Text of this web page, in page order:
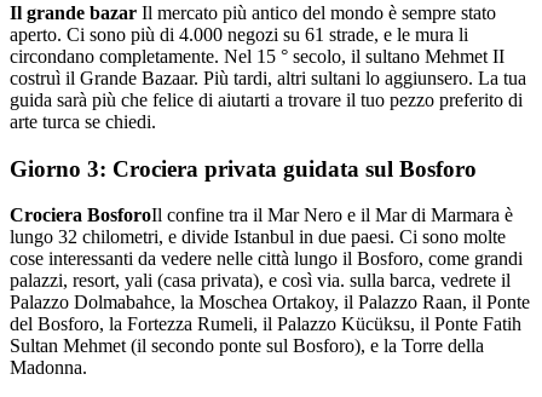
Il grande bazar Il mercato più antico del mondo è sempre stato
aperto. Ci sono più di 4.000 negozi su 61 strade, e le mura li
circondano completamente. Nel 15 ° secolo, il sultano Mehmet II
costruì il Grande Bazaar. Più tardi, altri sultani lo aggiunsero. La tua
guida sarà più che felice di aiutarti a trovare il tuo pezzo preferito di
arte turca se chiedi.
Giorno 3: Crociera privata guidata sul Bosforo
Crociera BosforoIl confine tra il Mar Nero e il Mar di Marmara è
lungo 32 chilometri, e divide Istanbul in due paesi. Ci sono molte
cose interessanti da vedere nelle città lungo il Bosforo, come grandi
palazzi, resort, yali (casa privata), e così via. sulla barca, vedrete il
Palazzo Dolmabahce, la Moschea Ortakoy, il Palazzo Raan, il Ponte
del Bosforo, la Fortezza Rumeli, il Palazzo Kücüksu, il Ponte Fatih
Sultan Mehmet (il secondo ponte sul Bosforo), e la Torre della
Madonna.